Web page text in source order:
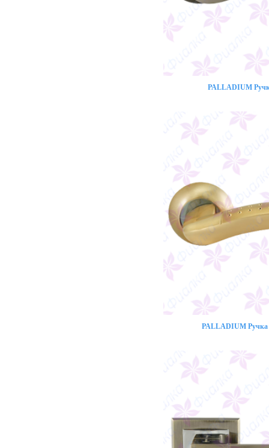
PALLADIUM
PALLADIUM Ручка